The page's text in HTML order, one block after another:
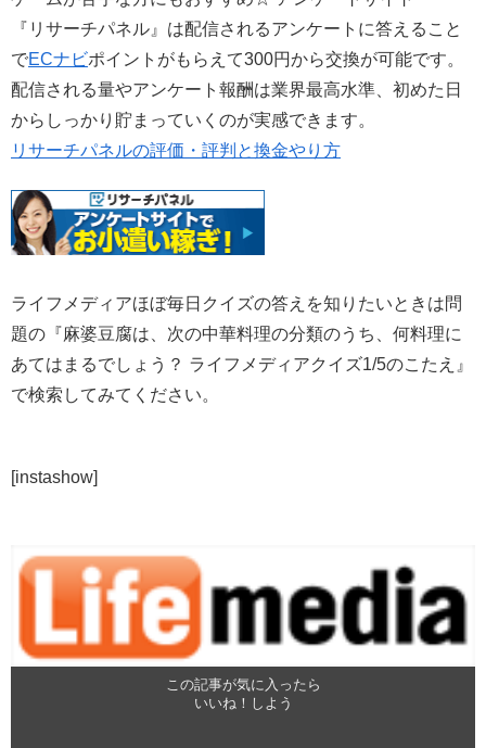
『リサーチパネル』は配信されるアンケートに答えること
でECナビポイントがもらえて300円から交換が可能です。
配信される量やアンケート報酬は業界最高水準、初めた日
からしっかり貯まっていくのが実感できます。
リサーチパネルの評価・評判と換金やり方
ライフメディアほぼ毎日クイズの答えを知りたいときは問
題の『麻婆豆腐は、次の中華料理の分類のうち、何料理に
あてはまるでしょう？ ライフメディアクイズ1/5のこたえ』
で検索してみてください。
[instashow]
この記事が気に入ったら
いいね！しよう